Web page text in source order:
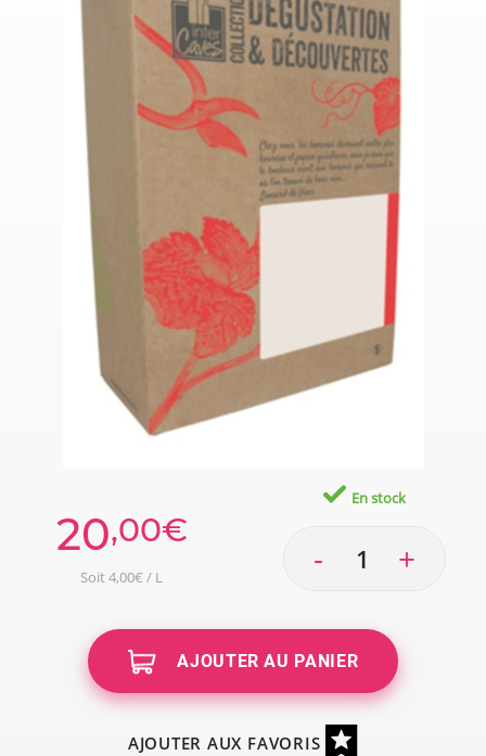
20,00€
Soit 4,00€ / L
En stock
- +
AJOUTER AU PANIER
AJOUTER AUX FAVORIS